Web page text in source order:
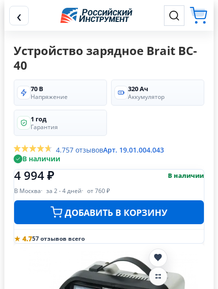
‹
Устройство зарядное Brait BC-
40
70 В
Напряжение
320 Ач
Аккумулятор
1 год
Гарантия
4.757 отзывовАрт. 19.01.004.043
В наличии
4 994 ₽ В наличии
В Москва за 2 - 4 дней от 760 ₽
ДОБАВИТЬ В КОРЗИНУ
★ 4.757 отзывов всего